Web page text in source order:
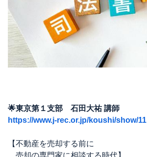
🌟東京第１支部 石田大祐 講師
https://www.j-rec.or.jp/koushi/show/11
【不動産を売却する前に
売却の専門家に相談する時代】